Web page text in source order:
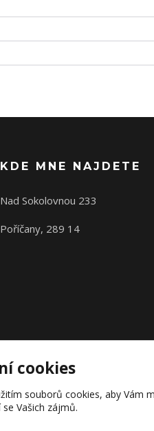
KDE MNE NAJDETE
Nad Sokolovnou 233
Poříčany, 289 14
Původní stránky
cookies
souborů cookies, aby Vám
Vašich zájmů.